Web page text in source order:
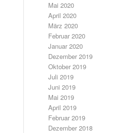
Mai 2020
April 2020
März 2020
Februar 2020
Januar 2020
Dezember 2019
Oktober 2019
Juli 2019
Juni 2019
Mai 2019
April 2019
Februar 2019
Dezember 2018